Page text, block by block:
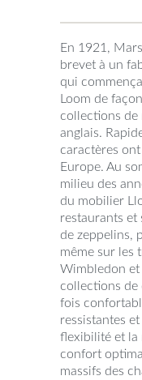
En 1921,
brevet à un
qui
Loom de
collections de
anglais.
caractères
Europe. Au
milieu des
du mobilier
restaurants et
de zeppelins,
même sur les
Wimbledon et
collections de
fois
ressistantes
flexibilité et la
confort
massifs des